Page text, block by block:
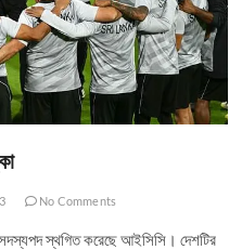
No Comments
স্থগিত করেছে আইসিসি। দেশটির